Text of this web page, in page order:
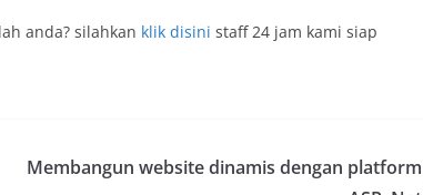
anda? silahkan klik disini staff 24 jam kami siap
Membangun website dinamis dengan platform